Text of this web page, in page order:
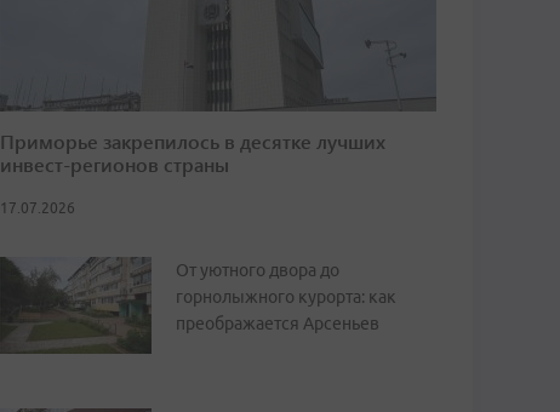
Приморье закрепилось в десятке лучших
инвест-регионов страны
17.07.2026
От уютного двора до
горнолыжного курорта: как
преображается Арсеньев